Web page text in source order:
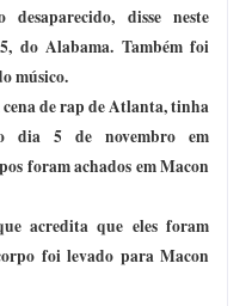
desaparecido, disse neste
do Alabama. Também foi
músico.
de rap de Atlanta, tinha
dia 5 de novembro em
foram achados em Macon
acredita que eles foram
foi levado para Macon